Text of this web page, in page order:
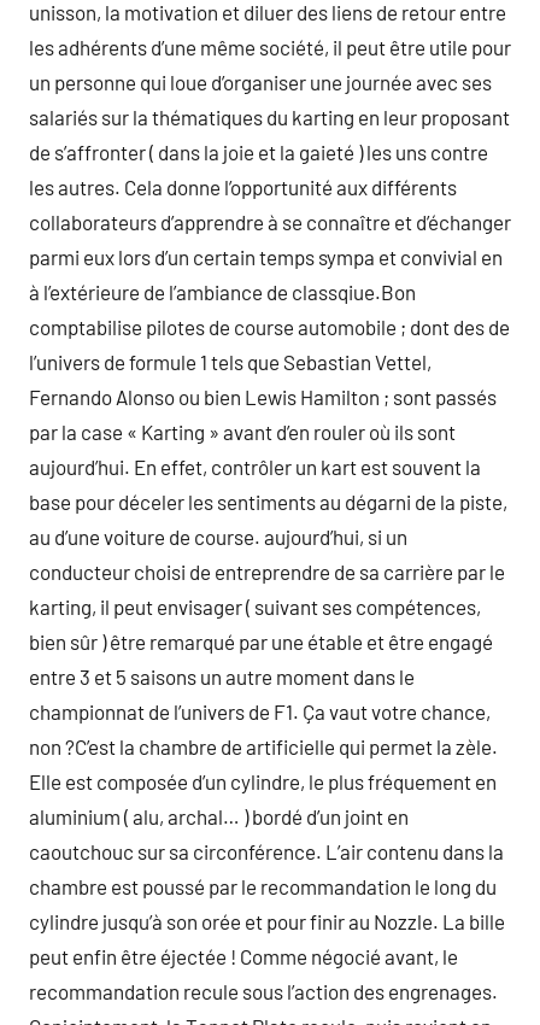
unisson, la motivation et diluer des liens de retour entre
les adhérents d’une même société, il peut être utile pour
un personne qui loue d’organiser une journée avec ses
salariés sur la thématiques du karting en leur proposant
de s’affronter ( dans la joie et la gaieté ) les uns contre
les autres. Cela donne l’opportunité aux différents
collaborateurs d’apprendre à se connaître et d’échanger
parmi eux lors d’un certain temps sympa et convivial en
à l’extérieure de l’ambiance de classqiue.Bon
comptabilise pilotes de course automobile ; dont des de
l’univers de formule 1 tels que Sebastian Vettel,
Fernando Alonso ou bien Lewis Hamilton ; sont passés
par la case « Karting » avant d’en rouler où ils sont
aujourd’hui. En effet, contrôler un kart est souvent la
base pour déceler les sentiments au dégarni de la piste,
au d’une voiture de course. aujourd’hui, si un
conducteur choisi de entreprendre de sa carrière par le
karting, il peut envisager ( suivant ses compétences,
bien sûr ) être remarqué par une étable et être engagé
entre 3 et 5 saisons un autre moment dans le
championnat de l’univers de F1. Ça vaut votre chance,
non ?C’est la chambre de artificielle qui permet la zèle.
Elle est composée d’un cylindre, le plus fréquement en
aluminium ( alu, archal… ) bordé d’un joint en
caoutchouc sur sa circonférence. L’air contenu dans la
chambre est poussé par le recommandation le long du
cylindre jusqu’à son orée et pour finir au Nozzle. La bille
peut enfin être éjectée ! Comme négocié avant, le
recommandation recule sous l’action des engrenages.